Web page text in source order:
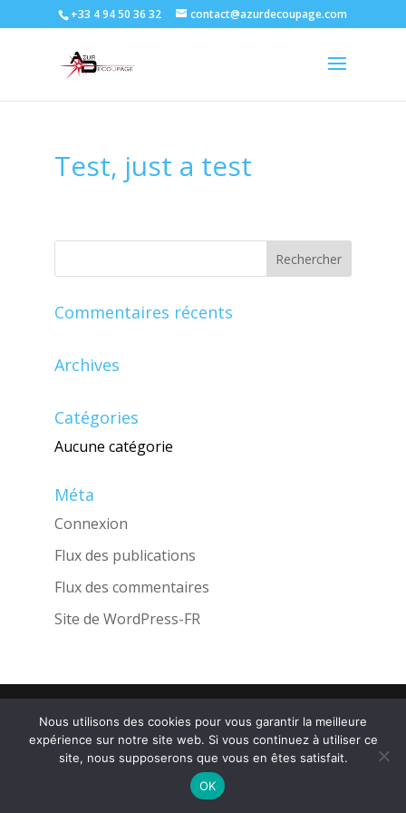
+33 4 94 50 36 32 contact@azurdecoupage.com
Test, just a test
Commentaires récents
Archives
Catégories
Aucune catégorie
Méta
Connexion
Flux des publications
Flux des commentaires
Site de WordPress-FR
Nous utilisons des cookies pour vous garantir la meilleure
expérience sur notre site web. Si vous continuez à utiliser ce
site, nous supposerons que vous en êtes satisfait.
OK